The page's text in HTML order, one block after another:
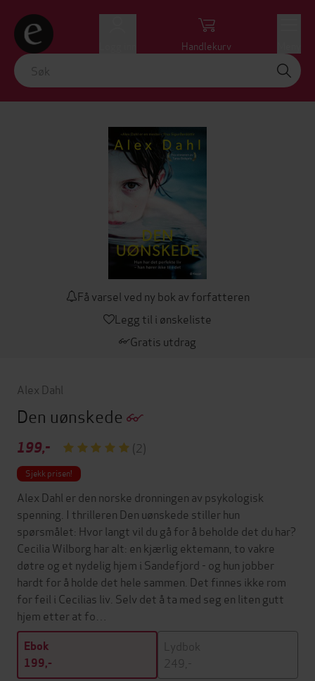
Handlekurv
Få varsel ved ny bok av forfatteren
Legg til i ønskeliste
Gratis utdrag
Alex Dahl
Den uønskede
199,- (2)
Sjekk prisen!
Alex Dahl er den norske dronningen av psykologisk
spenning. I thrilleren Den uønskede stiller hun
spørsmålet: Hvor langt vil du gå for å beholde det du har?
Cecilia Wilborg har alt: en kjærlig ektemann, to vakre
døtre og et nydelig hjem i Sandefjord - og hun jobber
hardt for å holde det hele sammen. Det finnes ikke rom
for feil i Cecilias liv. Selv det å ta med seg en liten gutt
hjem etter at fo…
Ebok
199,-
Lydbok
249,-